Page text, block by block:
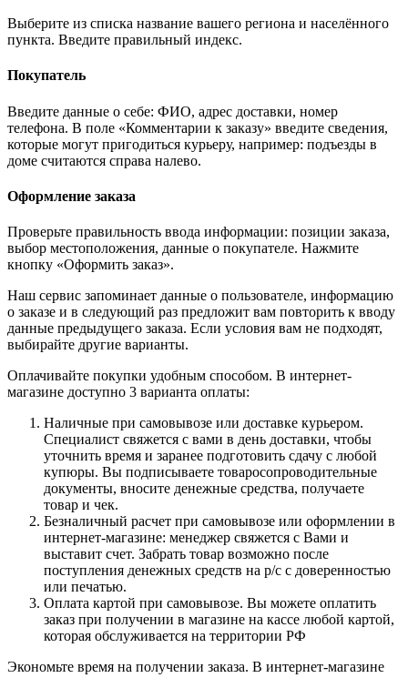
Выберите из списка название вашего региона и населённого
пункта. Введите правильный индекс.
Покупатель
Введите данные о себе: ФИО, адрес доставки, номер
телефона. В поле «Комментарии к заказу» введите сведения,
которые могут пригодиться курьеру, например: подъезды в
доме считаются справа налево.
Оформление заказа
Проверьте правильность ввода информации: позиции заказа,
выбор местоположения, данные о покупателе. Нажмите
кнопку «Оформить заказ».
Наш сервис запоминает данные о пользователе, информацию
о заказе и в следующий раз предложит вам повторить к вводу
данные предыдущего заказа. Если условия вам не подходят,
выбирайте другие варианты.
Оплачивайте покупки удобным способом. В интернет-
магазине доступно 3 варианта оплаты:
Наличные при самовывозе или доставке курьером.
Специалист свяжется с вами в день доставки, чтобы
уточнить время и заранее подготовить сдачу с любой
купюры. Вы подписываете товаросопроводительные
документы, вносите денежные средства, получаете
товар и чек.
Безналичный расчет при самовывозе или оформлении в
интернет-магазине: менеджер свяжется с Вами и
выставит счет. Забрать товар возможно после
поступления денежных средств на р/с с доверенностью
или печатью.
Оплата картой при самовывозе. Вы можете оплатить
заказ при получении в магазине на кассе любой картой,
которая обслуживается на территории РФ
Экономьте время на получении заказа. В интернет-магазине